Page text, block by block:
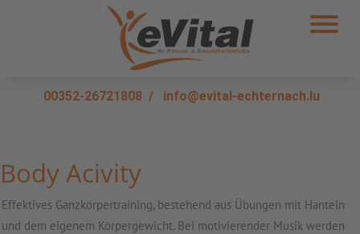
00352-26721808 / info@evital-echternach.lu
Body Acivity
Effektives Ganzkörpertraining, bestehend aus Übungen mit Hanteln
und dem eigenem Körpergewicht. Bei motivierender Musik werden